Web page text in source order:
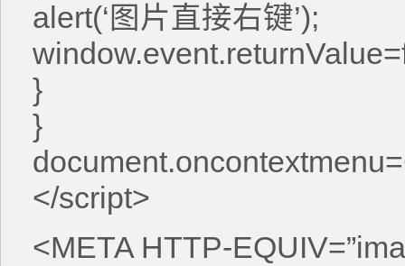
alert(‘图片直接右键’);
}
}
</script>
<META HTTP-